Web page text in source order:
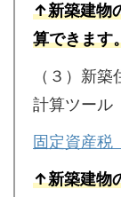
↑新築建物
算できます
（３）新
計算ツール
固定資産税
↑新築建物